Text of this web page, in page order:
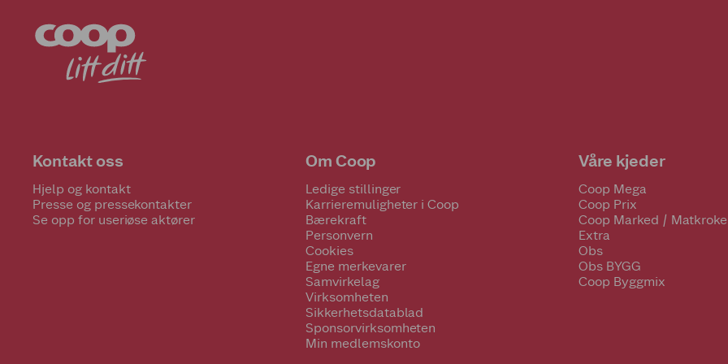
Kontakt oss
Hjelp og kontakt
Presse og pressekontakter
Se opp for useriøse aktører
Om Coop
Ledige stillinger
Karrieremuligheter i Coop
Bærekraft
Personvern
Cookies
Egne merkevarer
Samvirkelag
Virksomheten
Sikkerhetsdatablad
Sponsorvirksomheten
Min medlemskonto
Våre kjeder
Coop Mega
Coop Prix
Coop Marked /
Extra
Obs
Obs BYGG
Coop Byggmix